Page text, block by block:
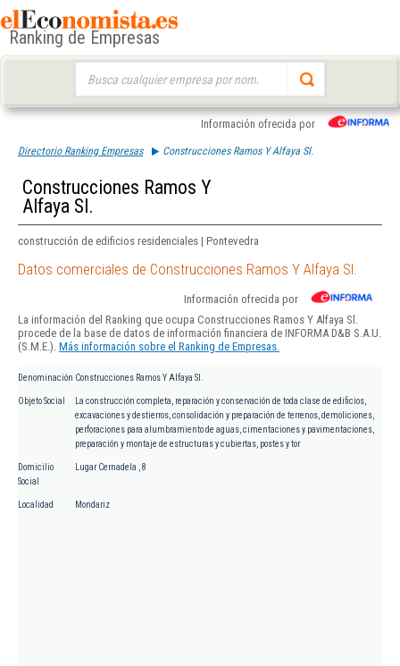
Ranking de Empresas
Información ofrecida por
Directorio Ranking Empresas Construcciones Ramos Y Alfaya Sl.
Construcciones Ramos Y
Alfaya Sl.
construcción de edificios residenciales | Pontevedra
Datos comerciales de Construcciones Ramos Y Alfaya Sl.
Información ofrecida por
La información del Ranking que ocupa Construcciones Ramos Y Alfaya Sl.
procede de la base de datos de información financiera de INFORMA D&B S.A.U.
(S.M.E.). Más información sobre el Ranking de Empresas.
Denominación Construcciones Ramos Y Alfaya Sl.
Objeto Social
La construcción completa, reparación y conservación de toda clase de edificios,
excavaciones y destierros, consolidación y preparación de terrenos, demoliciones,
perforaciones para alumbramiento de aguas, cimentaciones y pavimentaciones,
preparación y montaje de estructuras y cubiertas, postes y tor
Domicilio
Social
Lugar Cernadela , 8
Localidad Mondariz